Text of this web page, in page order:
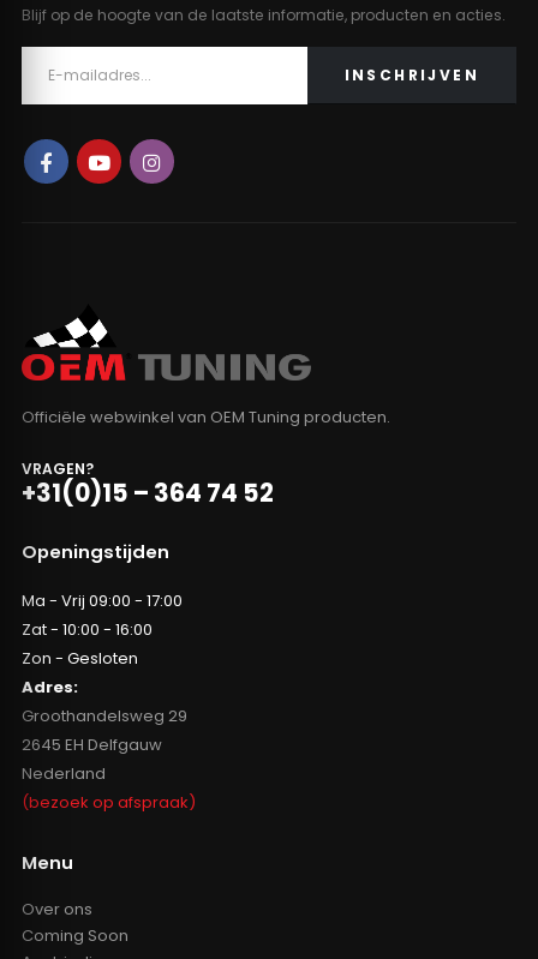
Blijf op de hoogte van de laatste informatie, producten en acties.
Officiële webwinkel van OEM Tuning producten.
VRAGEN?
+31(0)15 – 364 74 52
Openingstijden
Ma - Vrij 09:00 - 17:00
Zat - 10:00 - 16:00
Zon - Gesloten
Adres:
Groothandelsweg 29
2645 EH Delfgauw
Nederland
(bezoek op afspraak)
Menu
Over ons
Coming Soon